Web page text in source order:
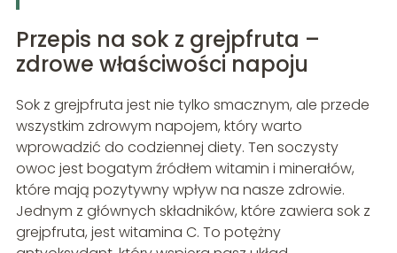
Przepis na sok z grejpfruta –
zdrowe właściwości napoju
Sok z grejpfruta jest nie tylko smacznym, ale przede
wszystkim zdrowym napojem, który warto
wprowadzić do codziennej diety. Ten soczysty
owoc jest bogatym źródłem witamin i minerałów,
które mają pozytywny wpływ na nasze zdrowie.
Jednym z głównych składników, które zawiera sok z
grejpfruta, jest witamina C. To potężny